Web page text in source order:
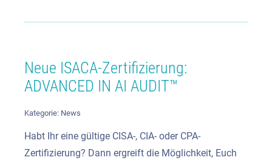
Neue ISACA-Zertifizierung:
ADVANCED IN AI AUDIT™
Kategorie: News
Habt Ihr eine gültige CISA-, CIA- oder CPA-
Zertifizierung? Dann ergreift die Möglichkeit, Euch